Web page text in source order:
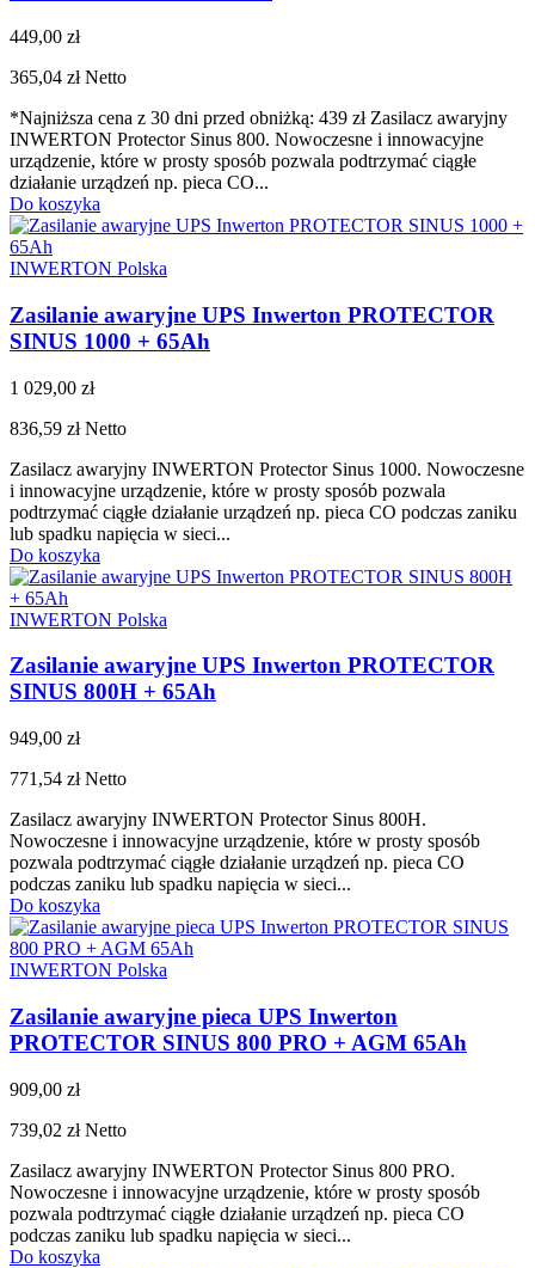
449,00 zł
365,04 złNetto
*Najniższa cena z 30 dni przed obniżką: 439 zł Zasilacz awaryjny
INWERTON Protector Sinus 800. Nowoczesne i innowacyjne
urządzenie, które w prosty sposób pozwala podtrzymać ciągłe
działanie urządzeń np. pieca CO...
Do koszyka
INWERTON Polska
Zasilanie awaryjne UPS Inwerton PROTECTOR
SINUS 1000 + 65Ah
1 029,00 zł
836,59 złNetto
Zasilacz awaryjny INWERTON Protector Sinus 1000. Nowoczesne
i innowacyjne urządzenie, które w prosty sposób pozwala
podtrzymać ciągłe działanie urządzeń np. pieca CO podczas zaniku
lub spadku napięcia w sieci...
Do koszyka
INWERTON Polska
Zasilanie awaryjne UPS Inwerton PROTECTOR
SINUS 800H + 65Ah
949,00 zł
771,54 złNetto
Zasilacz awaryjny INWERTON Protector Sinus 800H.
Nowoczesne i innowacyjne urządzenie, które w prosty sposób
pozwala podtrzymać ciągłe działanie urządzeń np. pieca CO
podczas zaniku lub spadku napięcia w sieci...
Do koszyka
INWERTON Polska
Zasilanie awaryjne pieca UPS Inwerton
PROTECTOR SINUS 800 PRO + AGM 65Ah
909,00 zł
739,02 złNetto
Zasilacz awaryjny INWERTON Protector Sinus 800 PRO.
Nowoczesne i innowacyjne urządzenie, które w prosty sposób
pozwala podtrzymać ciągłe działanie urządzeń np. pieca CO
podczas zaniku lub spadku napięcia w sieci...
Do koszyka